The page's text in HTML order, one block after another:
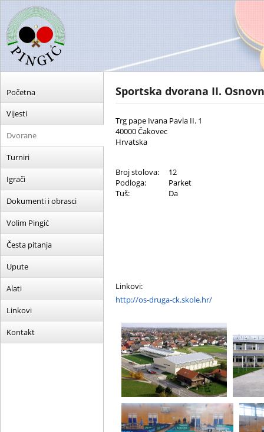
Početna
Vijesti
Dvorane
Turniri
Igrači
Dokumenti i obrasci
Volim Pingić
Česta pitanja
Upute
Alati
Linkovi
Kontakt
Sportska dvorana II.
Trg pape Ivana Pavla II. 1
40000 Čakovec
Hrvatska
Broj stolova:
12
Podloga:
Parket
Tuš:
Da
Linkovi:
http://os-druga-ck.skole.hr/